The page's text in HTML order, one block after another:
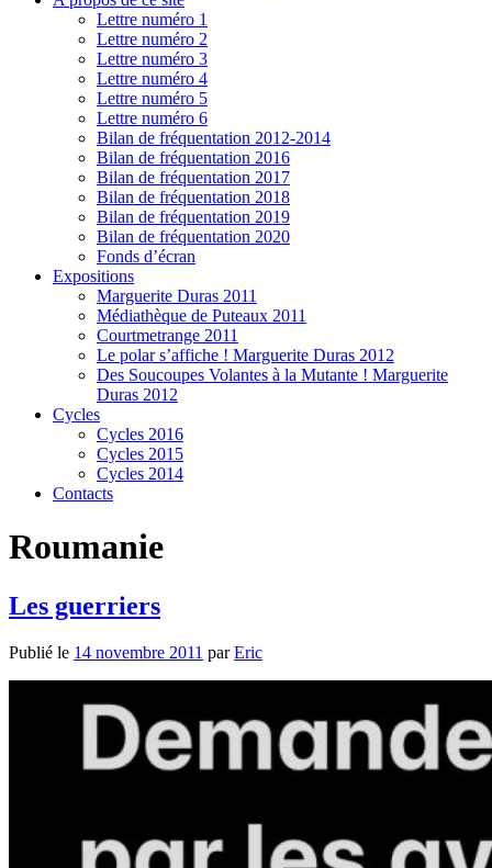
Lettre numéro 1
Lettre numéro 2
Lettre numéro 3
Lettre numéro 4
Lettre numéro 5
Lettre numéro 6
Bilan de fréquentation 2012-2014
Bilan de fréquentation 2016
Bilan de fréquentation 2017
Bilan de fréquentation 2018
Bilan de fréquentation 2019
Bilan de fréquentation 2020
Fonds d’écran
Expositions
Marguerite Duras 2011
Médiathèque de Puteaux 2011
Courtmetrange 2011
Le polar s’affiche ! Marguerite Duras 2012
Des Soucoupes Volantes à la Mutante ! Marguerite
Duras 2012
Cycles
Cycles 2016
Cycles 2015
Cycles 2014
Contacts
Roumanie
Les guerriers
Publié le 14 novembre 2011 parEric